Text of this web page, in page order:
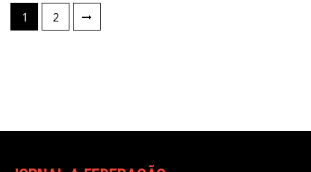
Paginação
de
1 2